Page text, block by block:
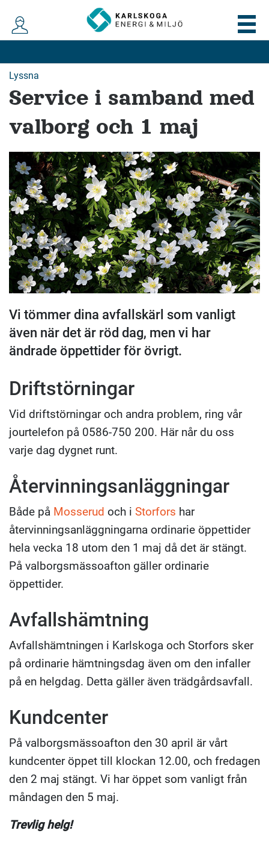
Lyssna
Service i samband med
valborg och 1 maj
Vi tömmer dina avfallskärl som vanligt
även när det är röd dag, men vi har
ändrade öppettider för övrigt.
Driftstörningar
Vid driftstörningar och andra problem, ring vår
jourtelefon på 0586-750 200. Här når du oss
varje dag dygnet runt.
Återvinningsanläggningar
Både på Mosserud och i Storfors har
återvinningsanläggningarna ordinarie öppettider
hela vecka 18 utom den 1 maj då det är stängt.
På valborgsmässoafton gäller ordinarie
öppettider.
Avfallshämtning
Avfallshämtningen i Karlskoga och Storfors sker
på ordinarie hämtningsdag även om den infaller
på en helgdag. Detta gäller även trädgårdsavfall.
Kundcenter
På valborgsmässoafton den 30 april är vårt
kundcenter öppet till klockan 12.00, och fredagen
den 2 maj stängt. Vi har öppet som vanligt från
måndagen den 5 maj.
Trevlig helg!